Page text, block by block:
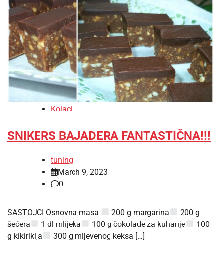
Kolaci
SNIKERS BAJADERA FANTASTIČNA!!!
tuning
March 9, 2023
0
SASTOJCI Osnovna masa 200 g margarina
200 g
šećera
1 dl mlijeka 100 g čokolade za kuhanje
100
g kikirikija
300 g mljevenog keksa […]